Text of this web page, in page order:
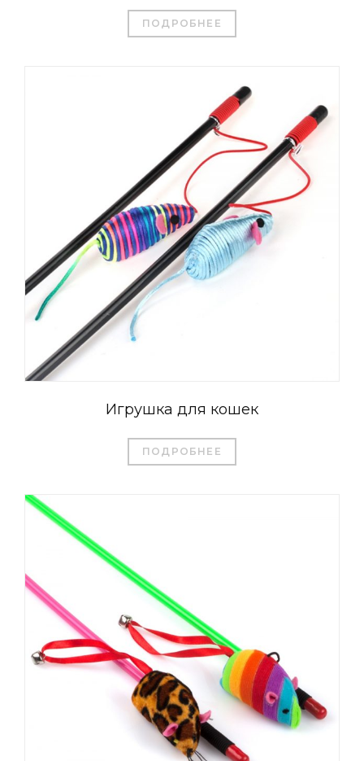
ПОДРОБНЕЕ
Игрушка для кошек
ПОДРОБНЕЕ